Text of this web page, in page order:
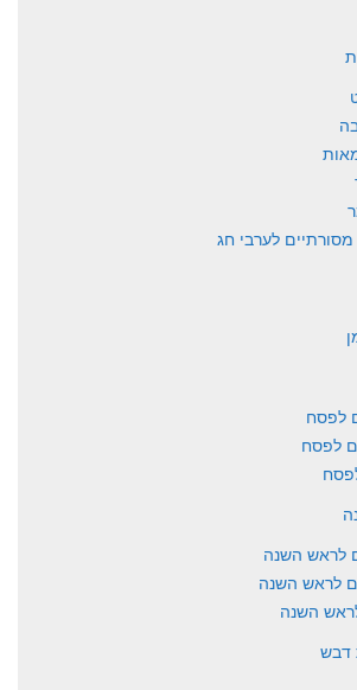
לערבי חג
לפסח
לפסח
לראש השנה
לראש השנה
השנה
דבש